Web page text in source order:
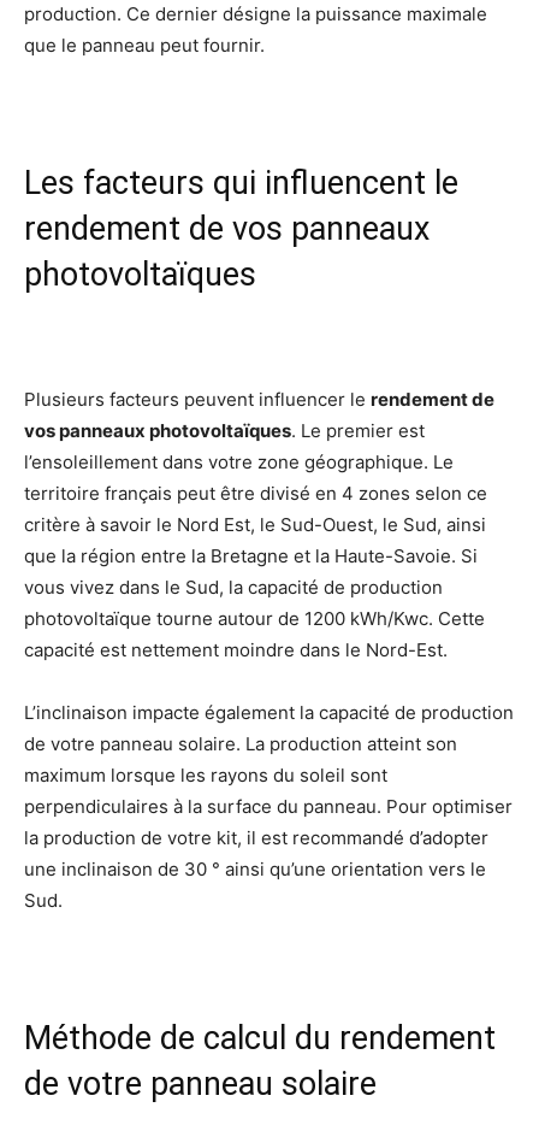
production. Ce dernier désigne la puissance maximale
que le panneau peut fournir.
Les facteurs qui influencent le
rendement de vos panneaux
photovoltaïques
Plusieurs facteurs peuvent influencer le rendement de
vos panneaux photovoltaïques. Le premier est
l’ensoleillement dans votre zone géographique. Le
territoire français peut être divisé en 4 zones selon ce
critère à savoir le Nord Est, le Sud-Ouest, le Sud, ainsi
que la région entre la Bretagne et la Haute-Savoie. Si
vous vivez dans le Sud, la capacité de production
photovoltaïque tourne autour de 1200 kWh/Kwc. Cette
capacité est nettement moindre dans le Nord-Est.
L’inclinaison impacte également la capacité de production
de votre panneau solaire. La production atteint son
maximum lorsque les rayons du soleil sont
perpendiculaires à la surface du panneau. Pour optimiser
la production de votre kit, il est recommandé d’adopter
une inclinaison de 30 ° ainsi qu’une orientation vers le
Sud.
Méthode de calcul du rendement
de votre panneau solaire